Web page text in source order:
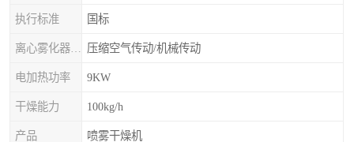
执行标准 国标
压缩空气传动/机械传动
电加热功率 9KW
干燥能力 100kg/h
产品 喷雾干燥机